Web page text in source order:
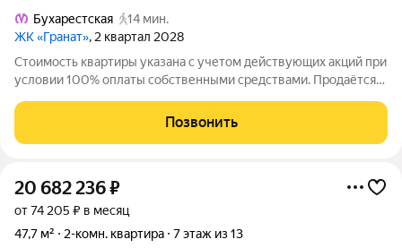
Бухарестская
14 мин.
ЖК «Гранат», 2 квартал 2028
Стоимость квартиры указана с учетом действующих акций при
условии 100% оплаты собственными средствами. Продаётся
(Росстройинвест). Квартира находится в 13 этажном доме, в
Гранат - Корпус К1 на
Позвонить
20 682 236₽
от 74 205 ₽ в месяц
47,7 м²
2-комн. квартира 7 этаж из 13